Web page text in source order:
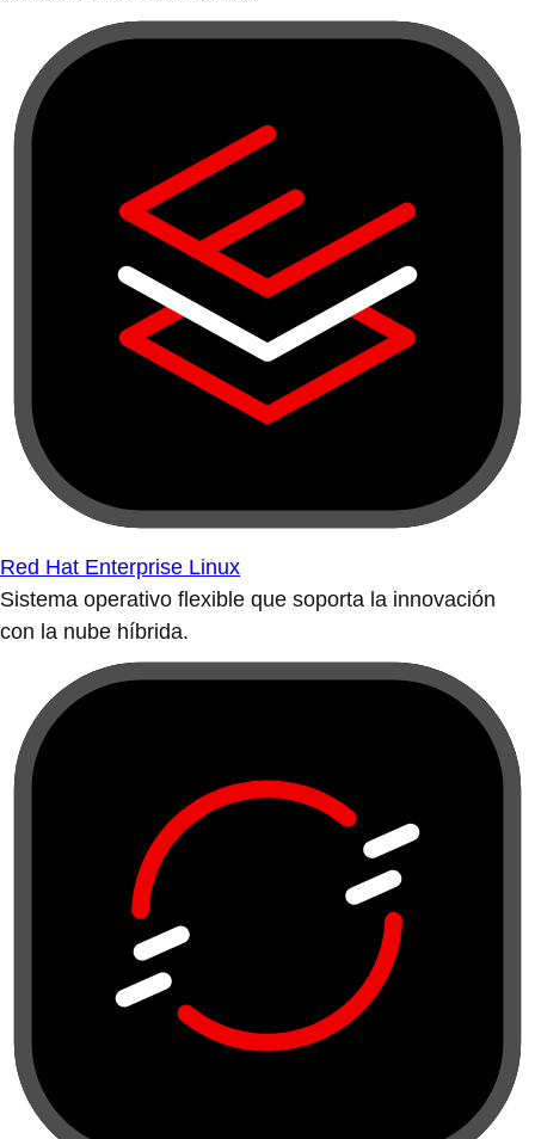
Red Hat Enterprise Linux
Sistema operativo flexible que soporta la innovación
con la nube híbrida.